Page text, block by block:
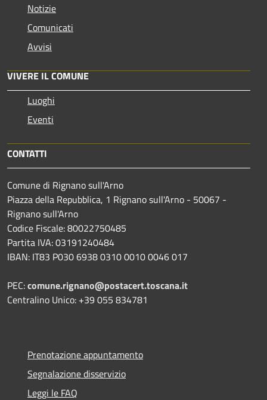
Notizie
Comunicati
Avvisi
VIVERE IL COMUNE
Luoghi
Eventi
CONTATTI
Comune di Rignano sull'Arno
Piazza della Repubblica, 1 Rignano sull'Arno - 50067 -
Rignano sull'Arno
Codice Fiscale: 80022750485
Partita IVA: 03191240484
IBAN: IT83 P030 6938 0310 0010 0046 017
PEC:comune.rignano@postacert.toscana.it
Centralino Unico: +39 055 834781
Prenotazione appuntamento
Segnalazione disservizio
Leggi le FAQ